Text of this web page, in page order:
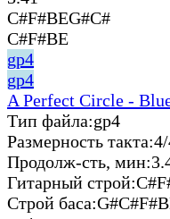
C#F#BEG#C#
C#F#BE
gp4
gp4
A Perfect Circle -
Тип файла:gp4
Размерность такта:
Продолж-сть, мин:
Гитарный строй:
Строй баса: